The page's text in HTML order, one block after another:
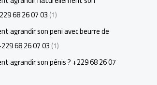
68 26 07 03(1)
agrandir son peni avec beurre de
68 26 07 03(1)
agrandir son pénis ? +229 68 26 07